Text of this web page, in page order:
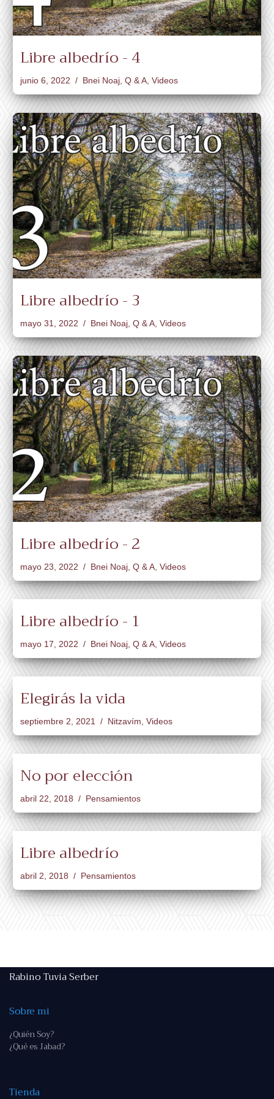
Libre albedrío - 4
junio 6, 2022 Bnei Noaj Q & A Videos
Libre albedrío - 3
mayo 31, 2022 Bnei Noaj, Q & A, Videos
Libre albedrío - 2
mayo 23, 2022 Bnei Noaj Q & A Videos
Libre albedrío - 1
mayo 17, 2022 Bnei Noaj Q & A Videos
Elegirás la vida
septiembre 2, 2021 Nitzavím Videos
No por elección
abril 22, 2018 Pensamientos
Libre albedrío
abril 2, 2018 Pensamientos
Rabino Tuvia Serber
Sobre mi
¿Quién Soy?
¿Qué es Jabad?
Tienda